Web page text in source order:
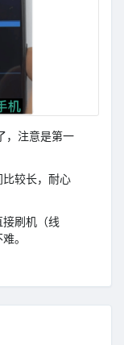
，注意是第一
较长，耐心
刷机（线
。